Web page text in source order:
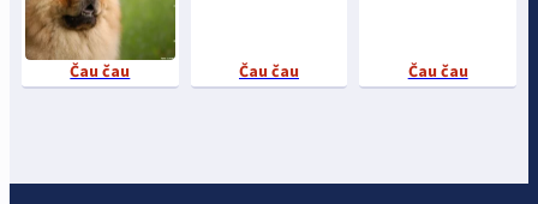
Čau čau Čau čau Čau čau